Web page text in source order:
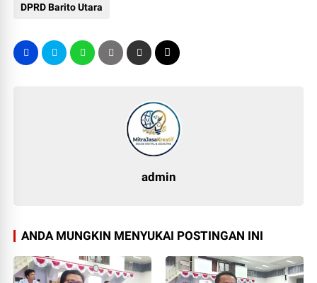
DPRD Barito Utara
admin
ANDA MUNGKIN MENYUKAI POSTINGAN INI